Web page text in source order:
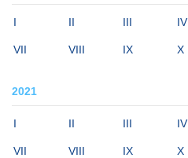
I II III IV
VII VIII IX X
2021
I II III IV
VII VIII IX X